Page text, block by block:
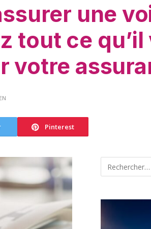
une
tout ce qu’il
votre
Pinterest